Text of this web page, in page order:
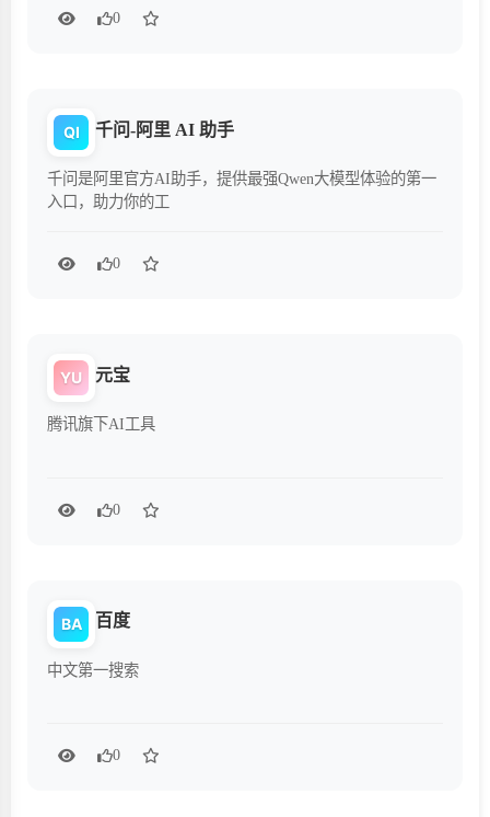
0
QI 千问-阿里 AI 助手
千问是阿里官方AI助手，提供最强Qwen大模型体验的第一
入口，助力你的工
0
YU 元宝
腾讯旗下AI工具
0
BA 百度
中文第一搜索
0